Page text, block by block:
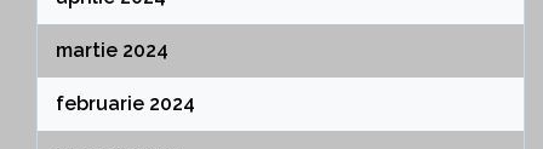
martie 2024
februarie 2024